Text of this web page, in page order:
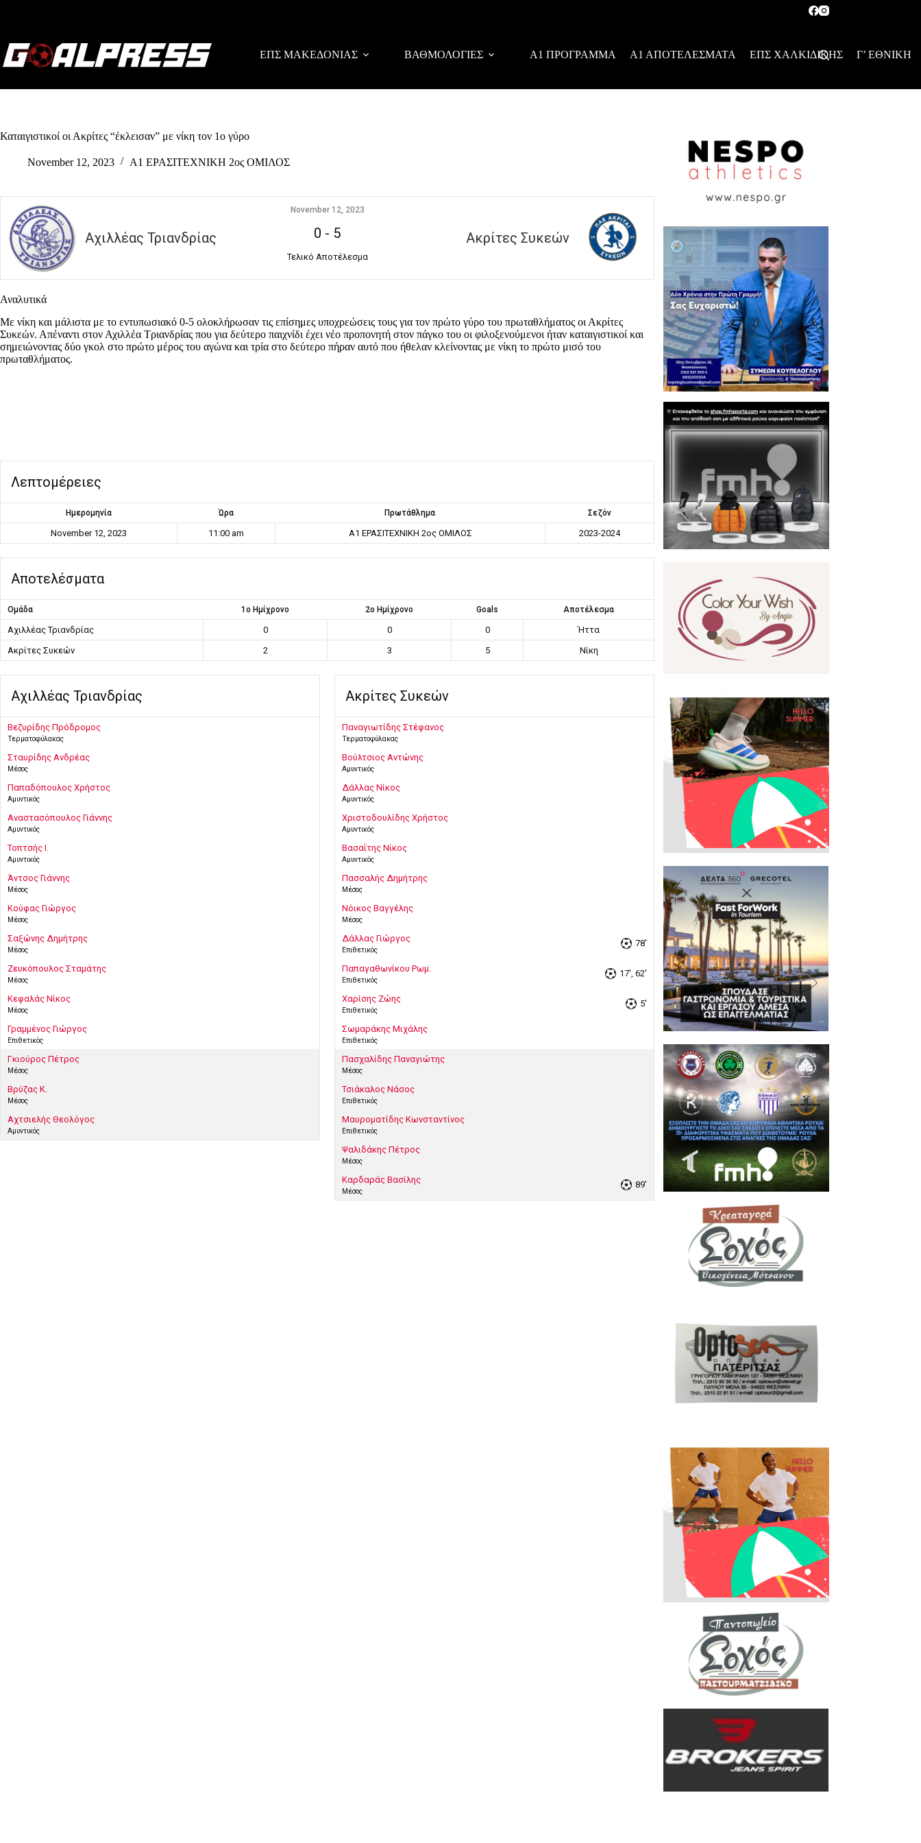
ΕΠΣ ΜΑΚΕΔΟΝΙΑΣ ΒΑΘΜΟΛΟΓΙΕΣ Α1 ΠΡΟΓΡΑΜΜΑ Α1 ΑΠΟΤΕΛΕΣΜΑΤΑ ΕΠΣ ΧΑΛΚΙΔΙΚΗΣ Γ’ ΕΘΝΙΚΗ
Καταιγιστικοί οι Ακρίτες “έκλεισαν” με νίκη τον 1ο γύρο
November 12, 2023 Α1 ΕΡΑΣΙΤΕΧΝΙΚΗ 2ος ΟΜΙΛΟΣ
Αχιλλέας Τριανδρίας Ακρίτες Συκεών
November 12, 2023
0 - 5
Τελικό Αποτέλεσμα
Αναλυτικά
Με νίκη και μάλιστα με το εντυπωσιακό 0-5 ολοκλήρωσαν τις επίσημες υποχρεώσεις τους για τον πρώτο γύρο του πρωταθλήματος οι Ακρίτες
Συκεών. Απέναντι στον Αχιλλέα Τριανδρίας που για δεύτερο παιχνίδι έχει νέο προπονητή στον πάγκο του οι φιλοξενούμενοι ήταν καταιγιστικοί και
σημειώνοντας δύο γκολ στο πρώτο μέρος του αγώνα και τρία στο δεύτερο πήραν αυτό που ήθελαν κλείνοντας με νίκη το πρώτο μισό του
πρωταθλήματος.
Λεπτομέρειες
Ημερομηνία Ώρα Πρωτάθλημα Σεζόν
November 12, 2023 11:00 am Α1 ΕΡΑΣΙΤΕΧΝΙΚΗ 2ος ΟΜΙΛΟΣ 2023-2024
Αποτελέσματα
Ομάδα 1ο Ημίχρονο 2ο Ημίχρονο Goals Αποτέλεσμα
Αχιλλέας Τριανδρίας 0 0 0
Ήττα
Ακρίτες Συκεών
2 3 5 Νίκη
Αχιλλέας Τριανδρίας
Βεζυρίδης Πρόδρομος
Τερματοφύλακας
Σταυρίδης Ανδρέας
Μέσος
Παπαδόπουλος Χρήστος
Αμυντικός
Αναστασόπουλος Γιάννης
Αμυντικός
Τοπτσής Ι.
Αμυντικός
Άντσος Γιάννης
Μέσος
Κούφας Γιώργος
Μέσος
Σαξώνης Δημήτρης
Μέσος
Ζευκόπουλος Σταμάτης
Μέσος
Κεφαλάς Νίκος
Μέσος
Γραμμένος Γιώργος
Επιθετικός
Γκιούρος Πέτρος
Μέσος
Βρύζας Κ.
Μέσος
Αχτσιελής Θεολόγος
Αμυντικός
Ακρίτες Συκεών
Παναγιωτίδης Στέφανος
Τερματοφύλακας
Βούλτσιος Αντώνης
Αμυντικός
Δάλλας Νίκος
Αμυντικός
Χριστοδουλίδης Χρήστος
Αμυντικός
Βασαΐτης Νίκος
Αμυντικός
Πασσαλής Δημήτρης
Μέσος
Νόικος Βαγγέλης
Μέσος
Δάλλας Γιώργος
Επιθετικός
78'
Παπαγαθωνίκου Ρωμ.
Επιθετικός
17', 62'
Χαρίσης Ζώης
Επιθετικός
5'
Σωμαράκης Μιχάλης
Επιθετικός
Πασχαλίδης Παναγιώτης
Μέσος
Τσιάκαλος Νάσος
Επιθετικός
Μαυροματίδης Κωνσταντίνος
Επιθετικός
Ψαλιδάκης Πέτρος
Μέσος
Καρδαράς Βασίλης
Μέσος
89'